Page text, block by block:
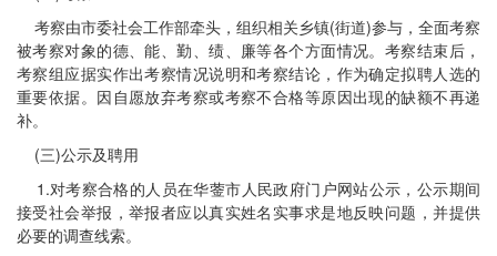
考察由市委社会工作部牵头，组织相关乡镇(街道)参与，全面考察
被考察对象的德、能、勤、绩、廉等各个方面情况。考察结束后，
考察组应据实作出考察情况说明和考察结论，作为确定拟聘人选的
重要依据。因自愿放弃考察或考察不合格等原因出现的缺额不再递
补。
(三)公示及聘用
1.对考察合格的人员在华蓥市人民政府门户网站公示，公示期间
接受社会举报，举报者应以真实姓名实事求是地反映问题，并提供
必要的调查线索。